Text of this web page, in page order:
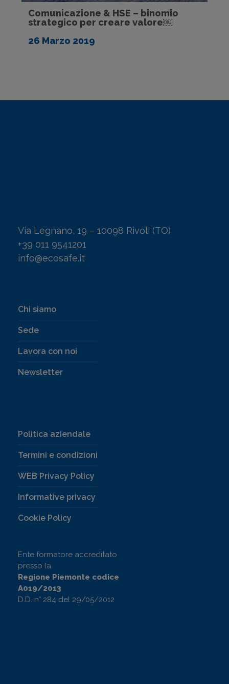
Comunicazione & HSE – binomio
strategico per creare valore￼
26 Marzo 2019
Via Legnano, 19 – 10098 Rivoli (TO)
+39 011 9541201
info@ecosafe.it
Chi siamo
Sede
Lavora con noi
Newsletter
Politica aziendale
Termini e condizioni
WEB Privacy Policy
Informative privacy
Cookie Policy
Ente formatore accreditato
presso la
Regione Piemonte codice
A019/2013
D.D. n° 284 del 29/05/2012